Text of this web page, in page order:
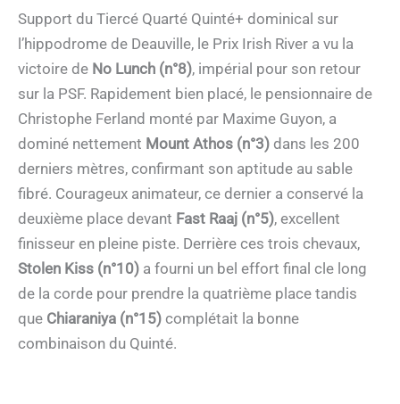
Support du Tiercé Quarté Quinté+ dominical sur
l’hippodrome de Deauville, le Prix Irish River a vu la
victoire de No Lunch (n°8), impérial pour son retour
sur la PSF. Rapidement bien placé, le pensionnaire de
Christophe Ferland monté par Maxime Guyon, a
dominé nettement Mount Athos (n°3) dans les 200
derniers mètres, confirmant son aptitude au sable
fibré. Courageux animateur, ce dernier a conservé la
deuxième place devant Fast Raaj (n°5), excellent
finisseur en pleine piste. Derrière ces trois chevaux,
Stolen Kiss (n°10) a fourni un bel effort final cle long
de la corde pour prendre la quatrième place tandis
que Chiaraniya (n°15) complétait la bonne
combinaison du Quinté.